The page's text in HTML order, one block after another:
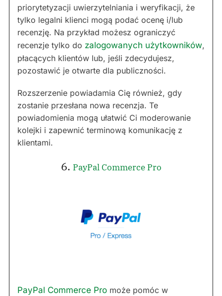
priorytetyzacji uwierzytelniania i weryfikacji, że
tylko legalni klienci mogą podać ocenę i/lub
recenzję. Na przykład możesz ograniczyć
recenzje tylko do zalogowanych użytkowników,
płacących klientów lub, jeśli zdecydujesz,
pozostawić je otwarte dla publiczności.
Rozszerzenie powiadamia Cię również, gdy
zostanie przesłana nowa recenzja. Te
powiadomienia mogą ułatwić Ci moderowanie
kolejki i zapewnić terminową komunikację z
klientami.
6. PayPal Commerce Pro
PayPal Commerce Pro może pomóc w